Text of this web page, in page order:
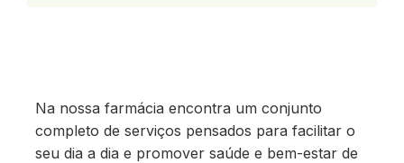
Na nossa farmácia encontra um conjunto
completo de serviços pensados para facilitar o
seu dia a dia e promover saúde e bem-estar de